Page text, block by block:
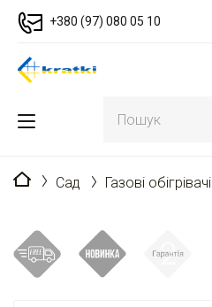
+380 (97) 080 05 10
Головна
Cад Газові обігрівачі